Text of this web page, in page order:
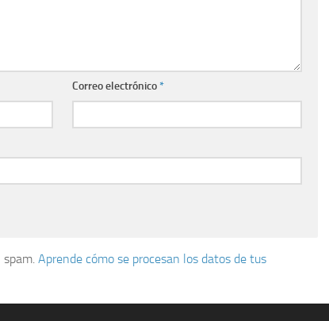
Correo electrónico*
Aprende cómo se procesan los datos de tus